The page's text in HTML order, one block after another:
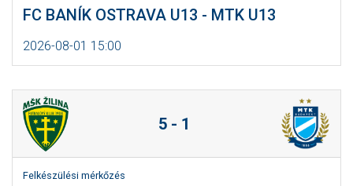
FC BANÍK OSTRAVA U13 - MTK U13
2026-08-01 15:00
5 - 1
Felkészülési mérkőzés